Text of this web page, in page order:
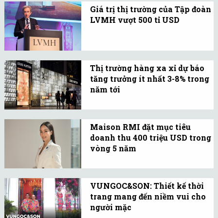
quyết, sự sáng tạo đương
đại của ngành thời trang
đối với thời trang Việt
Nam.
Giá trị thị trường của Tập đoàn
LVMH vượt 500 tỉ USD
tỉ USD bất chấp nhiều mối
lo ngại về suy thoái kinh
tế toàn cầu.
Thị trường hàng xa xỉ dự báo
tăng trưởng ít nhất 3-8% trong
năm tới
trưởng ít nhất ​​3 - 8%
trong năm 2023, ngay cả
khi điều kiện kinh tế
toàn cầu suy thoái.
Maison RMI đặt mục tiêu
doanh thu 400 triệu USD trong
vòng 5 năm
trang hàng hiệu hàng
đầu tại Việt Nam, đặt
cược vào sự trải nghiệm
VUNGOC&SON: Thiết kế thời
trang mang đến niềm vui cho
người mặc